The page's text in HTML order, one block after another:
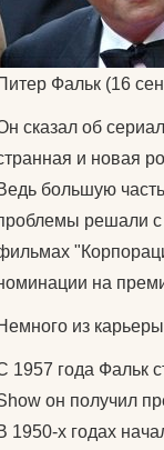
Фальк (16
сказал об
и новая
большую
решали с
на
из
1957 года Фальк
он получил
1950-х годах